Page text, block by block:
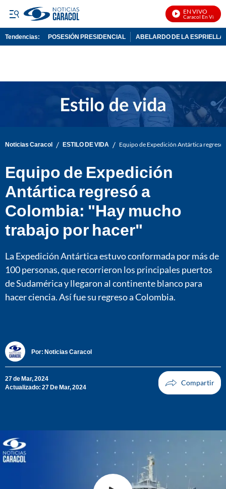
EN VIVO
Noticias Caracol En Vivo
Tendencias: POSESIÓN PRESIDENCIAL ABELARDO DE LA ESPRIELLA
Noticias Caracol / ESTILO DE VIDA / Equipo de Expedición Antártica
Equipo de Expedición
Antártica regresó a
Colombia: "Hay mucho
trabajo por hacer"
La Expedición Antártica estuvo conformada por más de
100 personas, que recorrieron los principales puertos
de Sudamérica y llegaron al continente blanco para
hacer ciencia. Así fue su regreso a Colombia.
Por: Noticias Caracol
27 de Mar, 2024
Actualizado: 27 De Mar, 2024